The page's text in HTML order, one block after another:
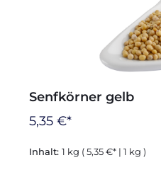
Senfkörner gelb
5,35 €*
Inhalt: 1 kg ( 5,35 €* | 1 kg )